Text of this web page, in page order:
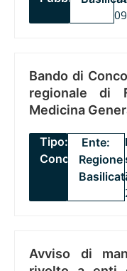
Bando di
regionale di
Medicina
Tipo:
Concorsi
Ente:
Regione
Avviso di